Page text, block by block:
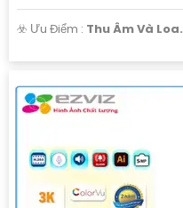
️☣️ Ưu Điểm : Thu Âm Và Loa.